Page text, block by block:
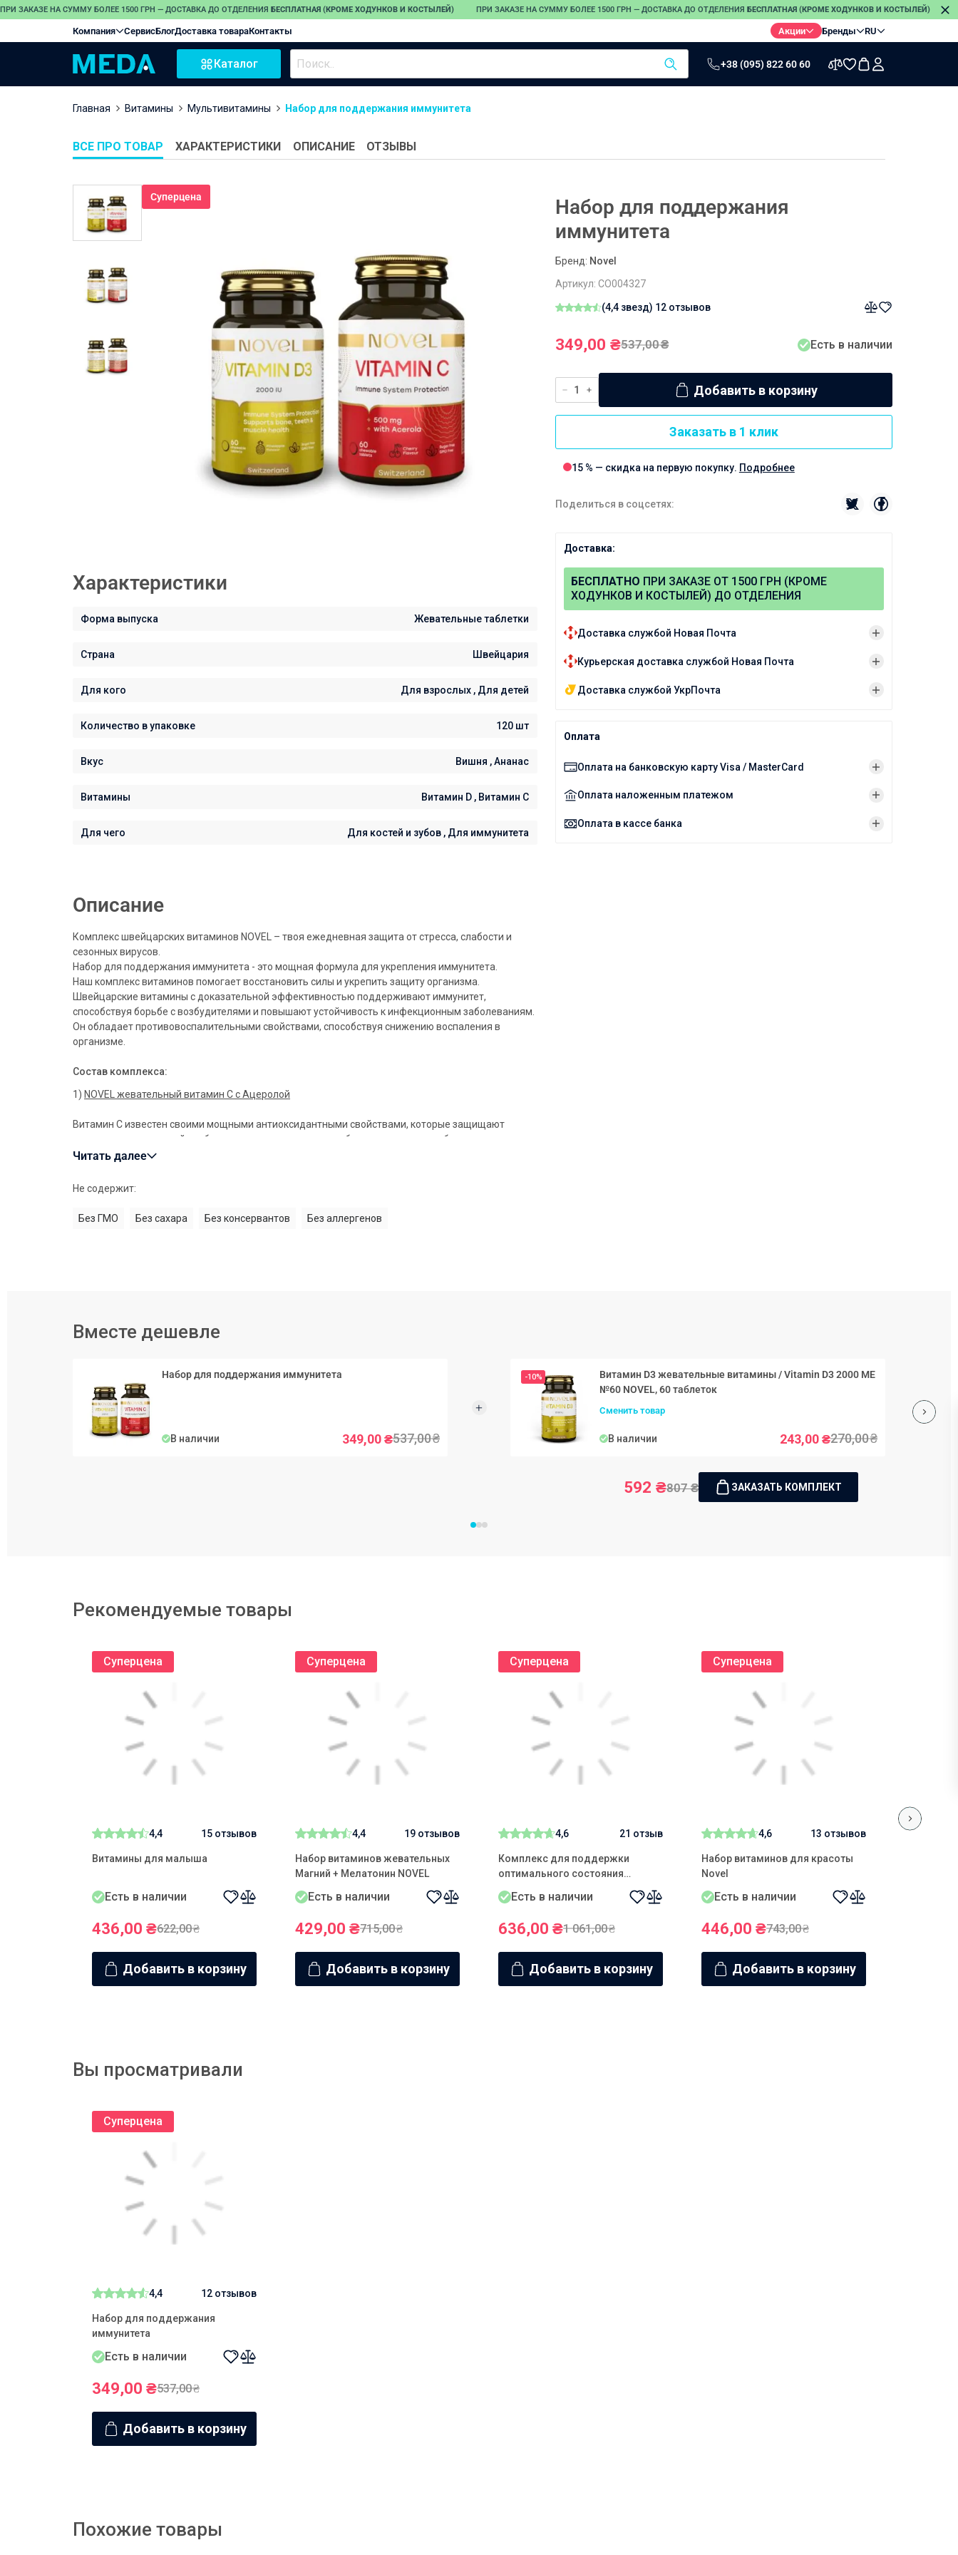
ПРИ ЗАКАЗЕ НА СУММУ БОЛЕЕ 1500 ГРН — ДОСТАВКА ДО ОТДЕЛЕНИЯ БЕСПЛАТНАЯ (КРОМЕ ХОДУНКОВ И КОСТЫЛЕЙ) ПРИ ЗАКАЗЕ НА СУММУ БОЛЕЕ 1500 ГРН — ДОСТАВКА ДО ОТДЕЛЕНИЯ БЕСПЛАТНАЯ (КРОМЕ ХОДУНКОВ И КОСТЫЛЕЙ)
Компания СервисБлогДоставка товараКонтакты Акции Бренды RU
Каталог +38 (095) 822 60 60
Тонометры
тонометры
Запчасти для
тонометров
тонометров
Манжеты для
тонометров
Небулайзеры
термометры
Главная Витамины Мультивитамины Набор для поддержания иммунитета
ВСЕ ПРО ТОВАР ХАРАКТЕРИСТИКИ ОПИСАНИЕ ОТЗЫВЫ
Набор для поддержания
иммунитета
Бренд: Novel
Артикул: CO004327
(4,4 звезд) 12 отзывов
349,00 ₴537,00₴ Есть в наличии
Добавить в корзину
Заказать в 1 клик
15 % — скидка на первую покупку. Подробнее
Поделиться в соцсетях:
Доставка:
БЕСПЛАТНО ПРИ ЗАКАЗЕ ОТ 1500 ГРН (КРОМЕ
ХОДУНКОВ И КОСТЫЛЕЙ) ДО ОТДЕЛЕНИЯ
Доставка службой Новая Почта
Курьерская доставка службой Новая Почта
Доставка службой УкрПочта
Оплата
Оплата на банковскую карту Visa / MasterCard
Оплата наложенным платежом
Оплата в кассе банка
Суперцена
Характеристики
Форма выпуска Жевательные таблетки
Страна Швейцария
Для кого Для взрослых , Для детей
Количество в упаковке 120 шт
Вкус Вишня , Ананас
Витамины Витамин D , Витамин C
Для чего Для костей и зубов , Для иммунитета
Описание
Комплексшвейцарских витаминов NOVEL – твоя ежедневная защита от стресса, слабости и
сезонных вирусов.
Набор для поддержания иммунитета - это мощная формула для укрепления иммунитета.
Наш комплекс витаминов помогает восстановить силы и укрепить защиту организма.
Швейцарские витамины с доказательной эффективностью поддерживают иммунитет,
способствуя борьбе с возбудителями и повышают устойчивость к инфекционным заболеваниям.
Он обладает противовоспалительными свойствами, способствуя снижению воспаления в
организме.
Состав комплекса:
1) NOVEL жевательный витамин С с Ацеролой
Витамин С известен своими мощными антиоксидантными свойствами, которые защищают
клетки от повреждений свободными радикалами и способствуют снижению общего
окислительного стресса.
суставов, сосудов и костей.
ожогов и при травмах.
NOVEL жевательный витамин D3 2000 МО
Витамин D3 – это незаменимый элемент здорового питания, помогающий поддерживать
здоровье костей, зубов и мышц. Витамин D3 способствует эффективному усвоению кальция,
основного строителя прочности и правильному развитию скелета. Он оказывает отличное
влияние на иммунную систему, помогая ей быть сильнее и устойчивее к вирусам и инфекциям.
Витамин D3 оказывает влияние на наше эмоциональное состояние и психическое состояние.
любыми заболеваниями перед употреблением этого продукта должны посоветоваться с
Принимать с другими диетическими добавками можно только по рекомендации врача.
Не превышать рекомендованное количество (порция) для ежедневного потребления.
Не применять препарат по истечении срока годности, указанного на упаковке.
Восстанови силы и укрепите защиту организма со швейцарскими жевательными витаминами
NOVEL!
Читать далее
Не содержит:
Без ГМО Без сахара Без консервантов Без аллергенов
Вместе дешевле
Набор для поддержания иммунитета
В наличии 349,00₴537,00₴
-10%
Витамин D3 жевательные витамины / Vitamin D3 2000 МЕ
№60 NOVEL, 60 таблеток
Сменить товар
В наличии 243,00₴270,00₴
592 ₴807 ₴ ЗАКАЗАТЬ КОМПЛЕКТ
Рекомендуемые товары
Суперцена
4,4 15 отзывов
Витамины для малыша
Есть в наличии
436,00 ₴622,00₴
Добавить в корзину
Суперцена
4,4 19 отзывов
Набор витаминов жевательных
Магний + Мелатонин NOVEL
Есть в наличии
429,00 ₴715,00₴
Добавить в корзину
Суперцена
4,6 21 отзыв
Комплекс для поддержки
оптимального состояния
здоровья NOVEL
Есть в наличии
636,00 ₴1 061,00₴
Добавить в корзину
Суперцена
4,6 13 отзывов
Набор витаминов для красоты
Novel
Есть в наличии
446,00 ₴743,00₴
Добавить в корзину
Вы просматривали
Суперцена
4,4 12 отзывов
Набор для поддержания
иммунитета
Есть в наличии
349,00 ₴537,00₴
Добавить в корзину
Похожие товары